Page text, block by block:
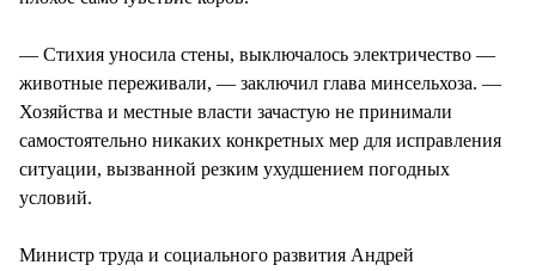
— Стихия уносила стены, выключалось электричество —
животные переживали, — заключил глава минсельхоза. —
Хозяйства и местные власти зачастую не принимали
самостоятельно никаких конкретных мер для исправления
ситуации, вызванной резким ухудшением погодных
условий.
Министр труда и социального развития Андрей